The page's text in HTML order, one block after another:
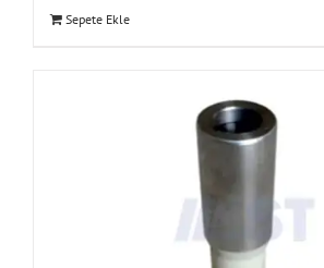
Sepete Ekle